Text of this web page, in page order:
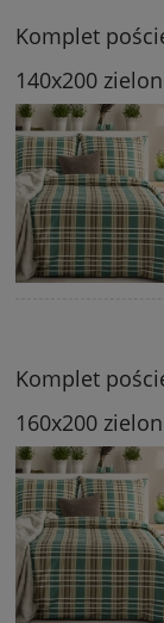
Komplet
140x200
Komplet
160x200